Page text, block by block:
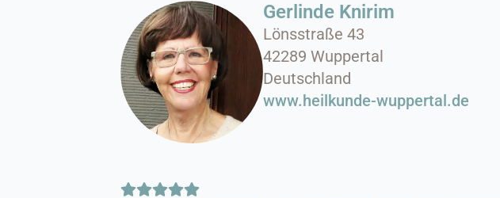
Gerlinde Knirim
Lönsstraße 43
42289 Wuppertal
Deutschland
www.heilkunde-wuppertal.de